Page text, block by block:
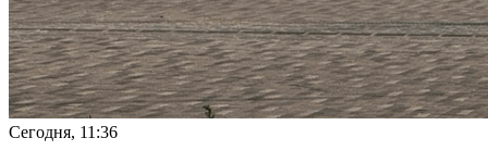
Сегодня, 11:36